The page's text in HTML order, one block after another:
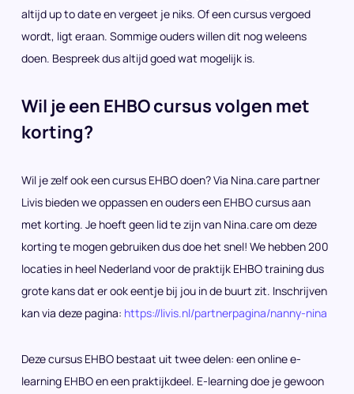
altijd up to date en vergeet je niks. Of een cursus vergoed
wordt, ligt eraan. Sommige ouders willen dit nog weleens
doen. Bespreek dus altijd goed wat mogelijk is.
Wil je een EHBO cursus volgen met
korting?
Wil je zelf ook een cursus EHBO doen? Via Nina.care partner
Livis bieden we oppassen en ouders een EHBO cursus aan
met korting. Je hoeft geen lid te zijn van Nina.care om deze
korting te mogen gebruiken dus doe het snel! We hebben 200
locaties in heel Nederland voor de praktijk EHBO training dus
grote kans dat er ook eentje bij jou in de buurt zit. Inschrijven
kan via deze pagina: https://livis.nl/partnerpagina/nanny-nina
Deze cursus EHBO bestaat uit twee delen: een online e-
learning EHBO en een praktijkdeel. E-learning doe je gewoon